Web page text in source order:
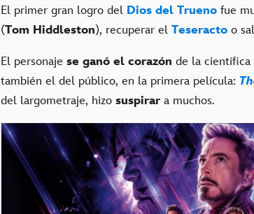
El primer gran logro del Dios del Trueno fue
(Tom Hiddleston), recuperar el Teseracto o
El personaje se ganó el corazón de la científica
también el del público, en la primera película:
del largometraje, hizo suspirar a muchos.